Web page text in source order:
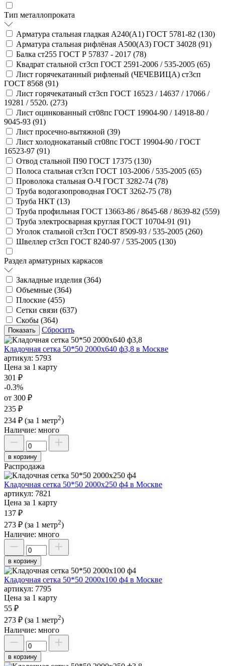
Тип металлопроката
Арматура стальная гладкая А240(А1) ГОСТ 5781-82 (130)
Арматура стальная рифлёная А500(А3) ГОСТ 34028 (91)
Балка ст255 ГОСТ Р 57837 - 2017 (78)
Квадрат стальной ст3сп ГОСТ 2591-2006 / 535-2005 (65)
Лист горячекатанный рифленый (ЧЕЧЕВИЦА) ст3сп
ГОСТ 8568 (91)
Лист горячекатаный ст3сп ГОСТ 16523 / 14637 / 17066 /
19281 / 5520. (273)
Лист оцинкованный ст08пс ГОСТ 19904-90 / 14918-80 /
9045-93 (91)
Лист просечно-вытяжной (39)
Лист холоднокатаный ст08пс ГОСТ 19904-90 / ГОСТ
16523-97 (91)
Отвод стальной П90 ГОСТ 17375 (130)
Полоса стальная ст3сп ГОСТ 103-2006 / 535-2005 (65)
Проволока стальная О-Ч ГОСТ 3282-74 (78)
Труба водогазопроводная ГОСТ 3262-75 (78)
Труба НКТ (13)
Труба профильная ГОСТ 13663-86 / 8645-68 / 8639-82 (559)
Труба электросварная круглая ГОСТ 10704-91 (91)
Уголок стальной ст3сп ГОСТ 8509-93 / 535-2005 (260)
Швеллер ст3сп ГОСТ 8240-97 / 535-2005 (130)
Раздел арматурных каркасов
Закладные изделия (364)
Объемные (364)
Плоские (455)
Сетки связи (637)
Скобы (364)
Сбросить
Кладочная сетка 50*50 2000х640 ф3,8 в Москве
артикул: 5793
Цена за 1 карту
301 ₽
-0.3%
от 300 ₽
235 ₽
234 ₽ (за 1 метр2)
Наличие: много
в корзину
Распродажа
Кладочная сетка 50*50 2000х250 ф4 в Москве
артикул: 7821
Цена за 1 карту
137 ₽
273 ₽ (за 1 метр2)
Наличие: много
в корзину
Кладочная сетка 50*50 2000х100 ф4 в Москве
артикул: 7795
Цена за 1 карту
55 ₽
273 ₽ (за 1 метр2)
Наличие: много
в корзину